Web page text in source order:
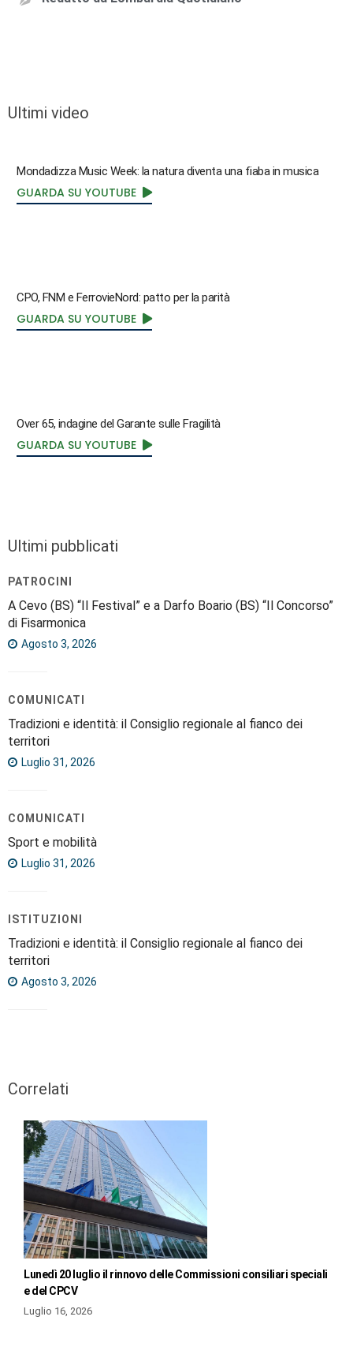
Ultimi video
Mondadizza Music Week: la natura diventa una fiaba in musica
GUARDA SU YOUTUBE
CPO, FNM e FerrovieNord: patto per la parità
GUARDA SU YOUTUBE
Over 65, indagine del Garante sulle Fragilità
GUARDA SU YOUTUBE
Ultimi pubblicati
PATROCINI
A Cevo (BS) “Il Festival” e a Darfo Boario (BS) “Il Concorso”
di Fisarmonica
Agosto 3, 2026
COMUNICATI
Tradizioni e identità: il Consiglio regionale al fianco dei
territori
Luglio 31, 2026
COMUNICATI
Sport e mobilità
Luglio 31, 2026
ISTITUZIONI
Tradizioni e identità: il Consiglio regionale al fianco dei
territori
Agosto 3, 2026
Correlati
Lunedì 20 luglio il rinnovo delle Commissioni consiliari speciali
e del CPCV
Luglio 16, 2026